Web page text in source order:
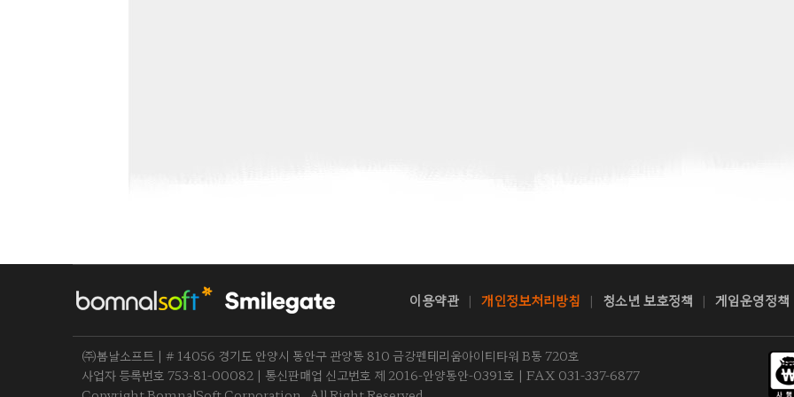
이용약관 | 개인정보처리방침 | 청소년 보호정책 | 게임운영정책
㈜봄날소프트 | # 14056 경기도 안양시 동안구 관양동 810 금강펜테리움아이티타워 B동 720호
사업자 등록번호 753-81-00082 | 통신판매업 신고번호 제 2016-안양동안-0391호 | FAX 031-337-6877